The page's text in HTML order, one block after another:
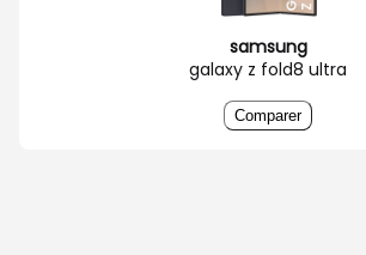
samsung
galaxy z fold8 ultra
Comparer